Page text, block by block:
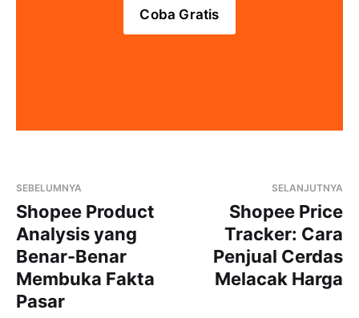
Coba Gratis
SEBELUMNYA
Shopee Product
Analysis yang
Benar-Benar
Membuka Fakta
Pasar
SELANJUTNYA
Shopee Price
Tracker: Cara
Penjual Cerdas
Melacak Harga